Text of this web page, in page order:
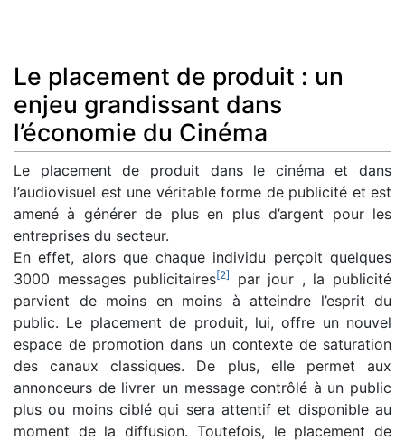
Le placement de produit : un
enjeu grandissant dans
l’économie du Cinéma
Le placement de produit dans le cinéma et dans
l’audiovisuel est une véritable forme de publicité et est
amené à générer de plus en plus d’argent pour les
entreprises du secteur.
En effet, alors que chaque individu perçoit quelques
3000 messages publicitaires[2]
par jour , la publicité
parvient de moins en moins à atteindre l’esprit du
public. Le placement de produit, lui, offre un nouvel
espace de promotion dans un contexte de saturation
des canaux classiques. De plus, elle permet aux
annonceurs de livrer un message contrôlé à un public
plus ou moins ciblé qui sera attentif et disponible au
moment de la diffusion. Toutefois, le placement de